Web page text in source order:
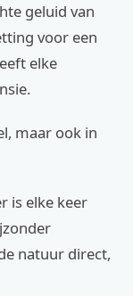
geluid van
voor een
elke
maar ook in
is elke keer
natuur direct,